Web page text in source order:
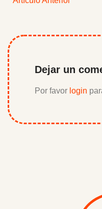
Dejar un
Por favor login